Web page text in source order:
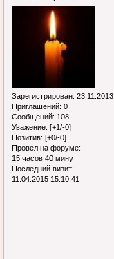
Зарегистрирован: 23.11.2013
Приглашений: 0
Сообщений: 108
Уважение: [+1/-0]
Позитив: [+0/-0]
Провел на форуме:
15 часов 40 минут
Последний визит:
11.04.2015 15:10:41